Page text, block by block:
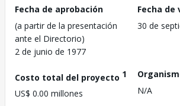
Fecha de aprobación
(a partir de la presentación
ante el Directorio)
2 de junio de 1977
Fecha de
30 de
Costo total del proyecto 1
US$ 0.00 millones
N/A